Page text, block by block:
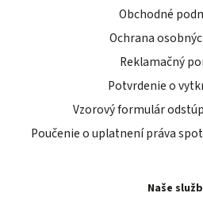
Obchodné
Ochrana
Reklamačný
Potvrdenie o
Vzorový formulár
Poučenie o uplatnení práva
Naše